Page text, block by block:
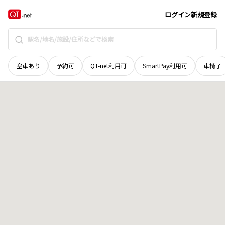
ログイン新規登録
空車あり 予約可 QT-net利用可 SmartPay利用可 車椅子
群馬県